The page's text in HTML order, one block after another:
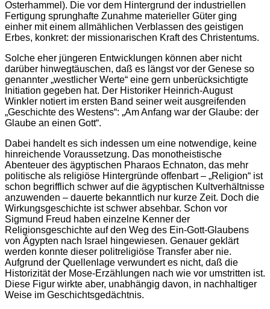
Osterhammel). Die vor dem Hintergrund der industriellen
Fertigung sprunghafte Zunahme materieller Güter ging
einher mit einem allmählichen Verblassen des geistigen
Erbes, konkret: der missionarischen Kraft des Christentums.
Solche eher jüngeren Entwicklungen können aber nicht
darüber hinwegtäuschen, daß es längst vor der Genese so
genannter „westlicher Werte“ eine gern unberücksichtigte
Initiation gegeben hat. Der Historiker Heinrich-August
Winkler notiert im ersten Band seiner weit ausgreifenden
„Geschichte des Westens“: „Am Anfang war der Glaube: der
Glaube an einen Gott“.
Dabei handelt es sich indessen um eine notwendige, keine
hinreichende Voraussetzung. Das monotheistische
Abenteuer des ägyptischen Pharaos Echnaton, das mehr
politische als religiöse Hintergründe offenbart – „Religion“ ist
schon begrifflich schwer auf die ägyptischen Kultverhältnisse
anzuwenden – dauerte bekanntlich nur kurze Zeit. Doch die
Wirkungsgeschichte ist schwer absehbar. Schon vor
Sigmund Freud haben einzelne Kenner der
Religionsgeschichte auf den Weg des Ein-Gott-Glaubens
von Ägypten nach Israel hingewiesen. Genauer geklärt
werden konnte dieser politreligiöse Transfer aber nie.
Aufgrund der Quellenlage verwundert es nicht, daß die
Historizität der Mose-Erzählungen nach wie vor umstritten ist.
Diese Figur wirkte aber, unabhängig davon, in nachhaltiger
Weise im Geschichtsgedächtnis.